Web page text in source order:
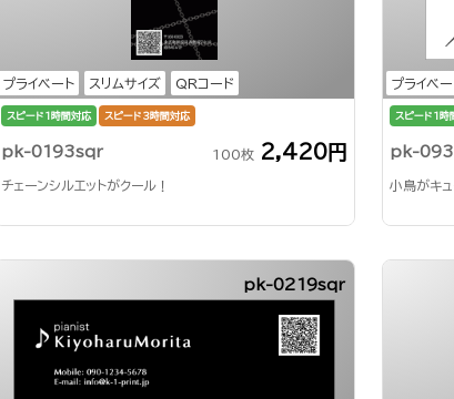
プライベート スリムサイズ QRコード
スピード1時間対応 スピード3時間対応
pk-0193sqr 100枚 2,420円
チェーンシルエットがクール！
プライベー
スピード1時
pk-
小鳥がキ
pk-0219sqr